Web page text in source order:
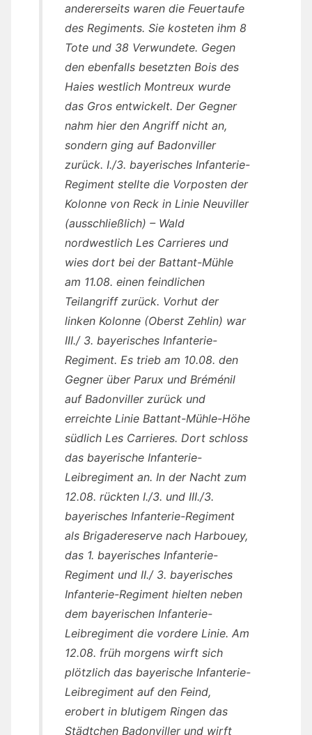
andererseits waren die Feuertaufe
des Regiments. Sie kosteten ihm 8
Tote und 38 Verwundete. Gegen
den ebenfalls besetzten Bois des
Haies westlich Montreux wurde
das Gros entwickelt. Der Gegner
nahm hier den Angriff nicht an,
sondern ging auf Badonviller
zurück. I./3. bayerisches Infanterie-
Regiment stellte die Vorposten der
Kolonne von Reck in Linie Neuviller
(ausschließlich) – Wald
nordwestlich Les Carrieres und
wies dort bei der Battant-Mühle
am 11.08. einen feindlichen
Teilangriff zurück. Vorhut der
linken Kolonne (Oberst Zehlin) war
III./ 3. bayerisches Infanterie-
Regiment. Es trieb am 10.08. den
Gegner über Parux und Bréménil
auf Badonviller zurück und
erreichte Linie Battant-Mühle-Höhe
südlich Les Carrieres. Dort schloss
das bayerische Infanterie-
Leibregiment an. In der Nacht zum
12.08. rückten I./3. und III./3.
bayerisches Infanterie-Regiment
als Brigadereserve nach Harbouey,
das 1. bayerisches Infanterie-
Regiment und II./ 3. bayerisches
Infanterie-Regiment hielten neben
dem bayerischen Infanterie-
Leibregiment die vordere Linie. Am
12.08. früh morgens wirft sich
plötzlich das bayerische Infanterie-
Leibregiment auf den Feind,
erobert in blutigem Ringen das
Städtchen Badonviller und wirft